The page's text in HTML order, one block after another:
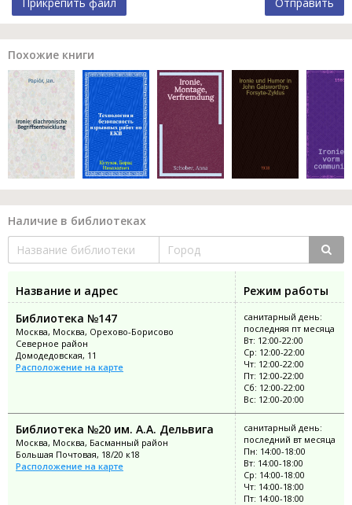
Прикрепить файл Отправить
Похожие книги
Наличие в библиотеках
Название и адрес
Режим работы
Библиотека №147
Москва, Москва, Орехово-Борисово
Северное район
Домодедовская, 11
Расположение на карте
санитарный день:
последняя пт месяца
Вт: 12:00-22:00
Ср: 12:00-22:00
Чт: 12:00-22:00
Пт: 12:00-22:00
Сб: 12:00-22:00
Вс: 12:00-20:00
Библиотека №20 им. А.А. Дельвига
Москва, Москва, Басманный район
Большая Почтовая, 18/20 к18
Расположение на карте
санитарный день:
последний вт месяца
Пн: 14:00-18:00
Вт: 14:00-18:00
Ср: 14:00-18:00
Чт: 14:00-18:00
Пт: 14:00-18:00